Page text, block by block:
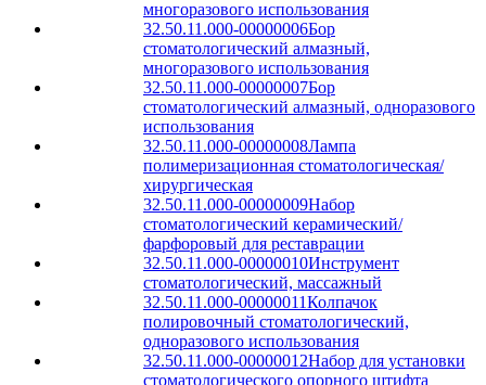
многоразового использования
32.50.11.000-00000006Бор
стоматологический алмазный,
многоразового использования
32.50.11.000-00000007Бор
стоматологический алмазный, одноразового
использования
32.50.11.000-00000008Лампа
полимеризационная стоматологическая/
хирургическая
32.50.11.000-00000009Набор
стоматологический керамический/
фарфоровый для реставрации
32.50.11.000-00000010Инструмент
стоматологический, массажный
32.50.11.000-00000011Колпачок
полировочный стоматологический,
одноразового использования
32.50.11.000-00000012Набор для установки
стоматологического опорного штифта